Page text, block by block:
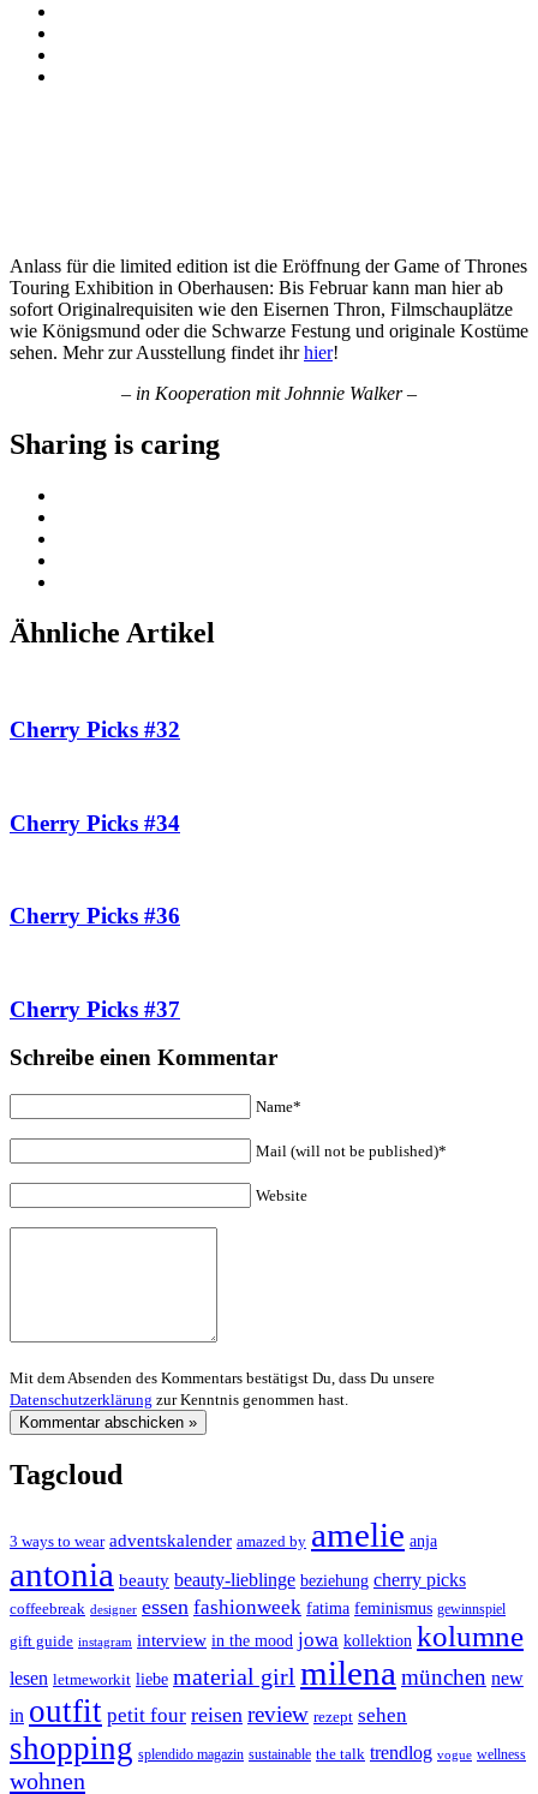
Anlass für die limited edition ist die Eröffnung der Game of Thrones
Touring Exhibition in Oberhausen: Bis Februar kann man hier ab
sofort Originalrequisiten wie den Eisernen Thron, Filmschauplätze
wie Königsmund oder die Schwarze Festung und originale Kostüme
sehen. Mehr zur Ausstellung findet ihrhier!
– in Kooperation mit Johnnie Walker –
Sharing is caring
Ähnliche Artikel
Cherry Picks #32
Cherry Picks #34
Cherry Picks #36
Cherry Picks #37
Schreibe einen Kommentar
Name*
Mail (will not be published)*
Website
Mit dem Absenden des Kommentars bestätigst Du, dass Du unsere
Datenschutzerklärung zur Kenntnis genommen hast.
Tagcloud
3 ways to wear adventskalender amazed by amelie anja
antonia beauty beauty-lieblinge beziehung cherry picks
coffeebreak designer essen fashionweek fatima feminismus gewinnspiel
gift guide instagram interview in the mood jowa kollektion kolumne
lesen letmeworkit liebe material girl milena münchen new
in outfit petit four reisen review rezept sehen
shopping splendido magazin sustainable the talk trendlog vogue wellness
wohnen